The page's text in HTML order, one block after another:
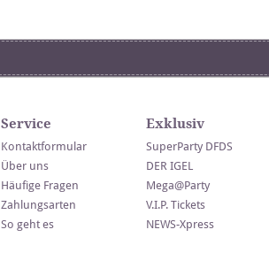
Service
Kontaktformular
Über uns
Häufige Fragen
Zahlungsarten
So geht es
Exklusiv
SuperParty DFDS
DER IGEL
Mega@Party
V.I.P. Tickets
NEWS-Xpress